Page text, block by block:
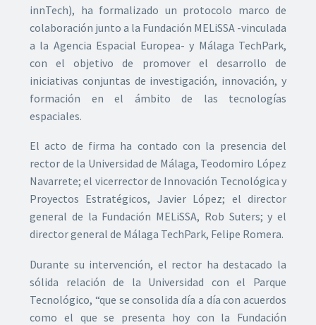
innTech), ha formalizado un protocolo marco de
colaboración junto a la Fundación MELiSSA -vinculada
a la Agencia Espacial Europea- y Málaga TechPark,
con el objetivo de promover el desarrollo de
iniciativas conjuntas de investigación, innovación, y
formación en el ámbito de las tecnologías
espaciales.
El acto de firma ha contado con la presencia del
rector de la Universidad de Málaga, Teodomiro López
Navarrete; el vicerrector de Innovación Tecnológica y
Proyectos Estratégicos, Javier López; el director
general de la Fundación MELiSSA, Rob Suters; y el
director general de Málaga TechPark, Felipe Romera.
Durante su intervención, el rector ha destacado la
sólida relación de la Universidad con el Parque
Tecnológico, “que se consolida día a día con acuerdos
como el que se presenta hoy con la Fundación